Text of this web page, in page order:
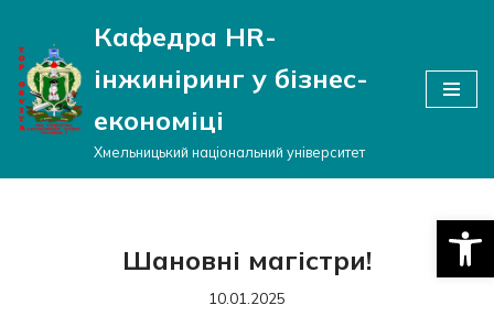
Перейти
до
вмісту
Кафедра HR-
інжиніринг у бізнес-
економіці
Хмельницький національний університет
Шановні магістри!
10.01.2025